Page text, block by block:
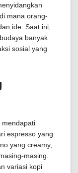
mana orang-
ide. Saat ini,
banyak
sosial yang
mendapati
espresso yang
yang creamy,
masing.
variasi kopi